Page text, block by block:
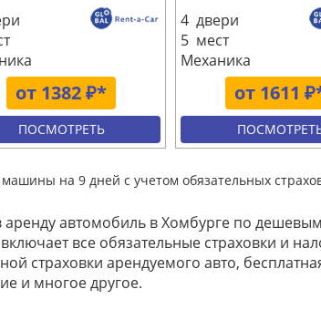
от 1382 ₽*
ПОСМОТРЕТЬ
от 1611
4 двери
5 мест
Механика
на 9 дней с учетом обязательных
аренду автомобиль в Хомбурге по
все обязательные страховки и
страховки арендуемого авто,
и многое другое.